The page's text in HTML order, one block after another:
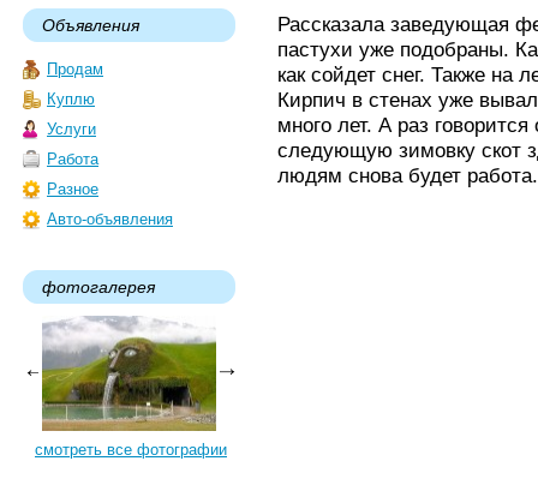
Объявления
Продам
Куплю
Услуги
Работа
Разное
Авто-объявления
фотогалерея
смотреть все фотографии
Рассказала заведующая
пастухи уже подобраны.
как сойдет снег. Также на
Кирпич в стенах уже
много лет. А раз
следующую зимовку скот
людям снова будет работа.